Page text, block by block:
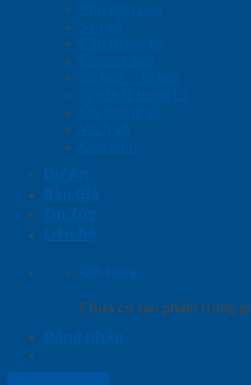
Phụ kiện cửa
Sàn gỗ
Cầu thang gỗ
Giường ngủ
Kệ bếp – Tủ bếp
Nội thất trang trí
Ốp tường gỗ
Vách gỗ
Cửa kính
Dự Án
Báo Giá
Tin Tức
Liên hệ
Giỏ hàng
Chưa có sản phẩm trong
Đăng nhập